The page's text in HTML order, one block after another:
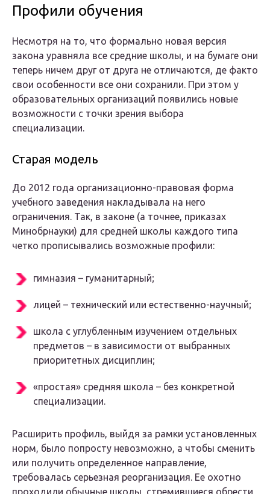
Профили обучения
Несмотря на то, что формально новая версия
закона уравняла все средние школы, и на бумаге они
теперь ничем друг от друга не отличаются, де факто
свои особенности все они сохранили. При этом у
образовательных организаций появились новые
возможности с точки зрения выбора
специализации.
Старая модель
До 2012 года организационно-правовая форма
учебного заведения накладывала на него
ограничения. Так, в законе (а точнее, приказах
Минобрнауки) для средней школы каждого типа
четко прописывались возможные профили:
гимназия – гуманитарный;
лицей – технический или естественно-научный;
школа с углубленным изучением отдельных
предметов – в зависимости от выбранных
приоритетных дисциплин;
«простая» средняя школа – без конкретной
специализации.
Расширить профиль, выйдя за рамки установленных
норм, было попросту невозможно, а чтобы сменить
или получить определенное направление,
требовалась серьезная реорганизация. Ее охотно
проходили обычные школы, стремившиеся обрести